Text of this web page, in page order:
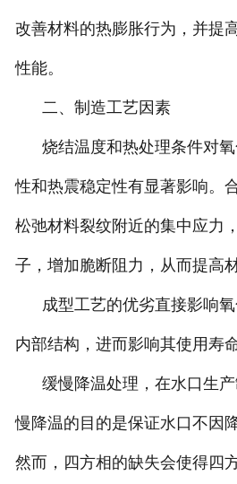
改善材料的热膨胀行为，并提
性能。
二、制造工艺因素
烧结温度和热处理条件对氧
性和热震稳定性有显著影响。
松弛材料裂纹附近的集中应力
子，增加脆断阻力，从而提高
成型工艺的优劣直接影响氧
内部结构，进而影响其使用寿命
缓慢降温处理，在水口生产
慢降温的目的是保证水口不因
然而，四方相的缺失会使得四